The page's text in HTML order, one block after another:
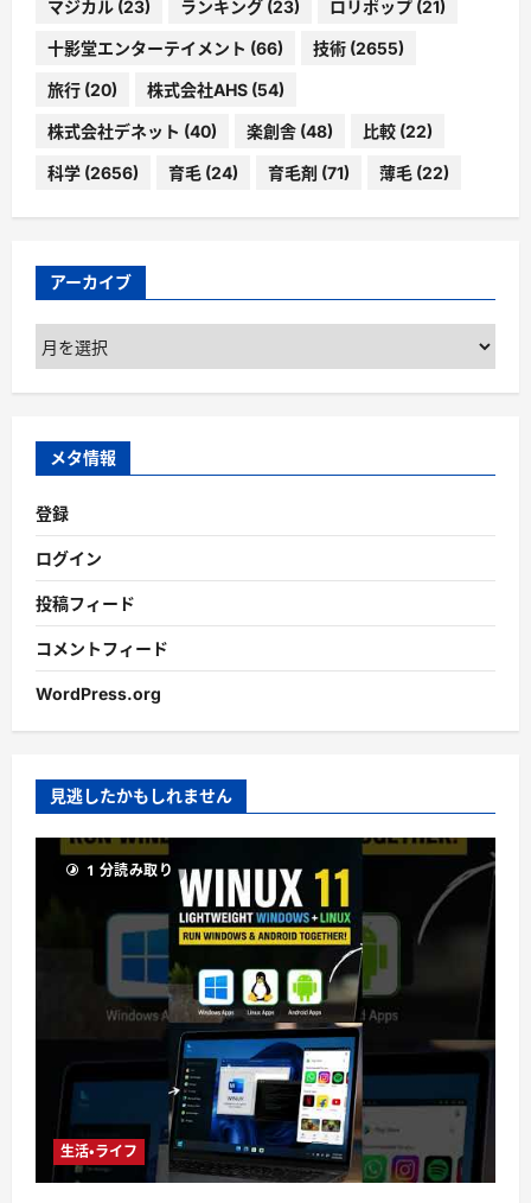
マジカル (23) ランキング (23) ロリポップ (21)
十影堂エンターテイメント (66) 技術 (2655)
旅行 (20) 株式会社AHS (54)
株式会社デネット (40) 楽創舎 (48) 比較 (22)
科学 (2656) 育毛 (24) 育毛剤 (71) 薄毛 (22)
アーカイブ
ア
ー
カ
ブ
メタ情報
登録
ログイン
投稿フィード
コメントフィード
WordPress.org
見逃したかもしれません
1 分読み取り
生活・ライフ